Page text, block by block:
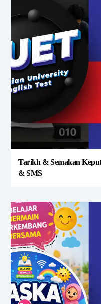
Tarikh & Semakan
& SMS